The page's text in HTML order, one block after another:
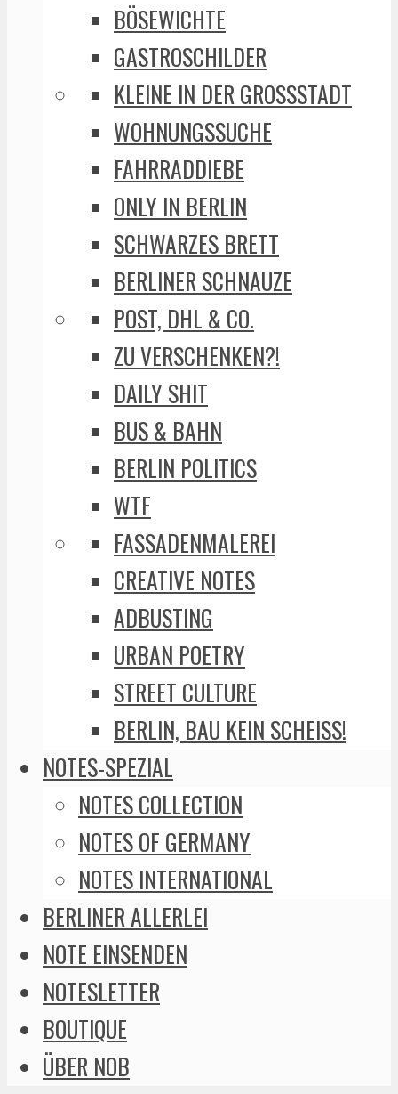
BÖSEWICHTE
GASTROSCHILDER
KLEINE IN DER GROSSSTADT
WOHNUNGSSUCHE
FAHRRADDIEBE
ONLY IN BERLIN
SCHWARZES BRETT
BERLINER SCHNAUZE
POST, DHL & CO.
ZU VERSCHENKEN?!
DAILY SHIT
BUS & BAHN
BERLIN POLITICS
WTF
FASSADENMALEREI
CREATIVE NOTES
ADBUSTING
URBAN POETRY
STREET CULTURE
BERLIN, BAU KEIN SCHEISS!
NOTES-SPEZIAL
NOTES COLLECTION
NOTES OF GERMANY
NOTES INTERNATIONAL
BERLINER ALLERLEI
NOTE EINSENDEN
NOTESLETTER
BOUTIQUE
ÜBER NOB